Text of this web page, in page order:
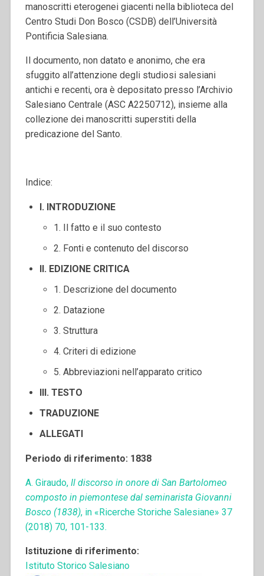
manoscritti eterogenei giacenti nella biblioteca del
Centro Studi Don Bosco (CSDB) dell’Università
Pontificia Salesiana.
Il documento, non datato e anonimo, che era
sfuggito all’attenzione degli studiosi salesiani
antichi e recenti, ora è depositato presso l’Archivio
Salesiano Centrale (ASC A2250712), insieme alla
collezione dei manoscritti superstiti della
predicazione del Santo.
Indice:
I. INTRODUZIONE
1. Il fatto e il suo contesto
2. Fonti e contenuto del discorso
II. EDIZIONE CRITICA
1. Descrizione del documento
2. Datazione
3. Struttura
4. Criteri di edizione
5. Abbreviazioni nell’apparato critico
III. TESTO
TRADUZIONE
ALLEGATI
Periodo di riferimento: 1838
A. Giraudo, Il discorso in onore di San Bartolomeo
composto in piemontese dal seminarista Giovanni
Bosco (1838), in «Ricerche Storiche Salesiane» 37
(2018) 70, 101-133.
Istituzione di riferimento:
Istituto Storico Salesiano